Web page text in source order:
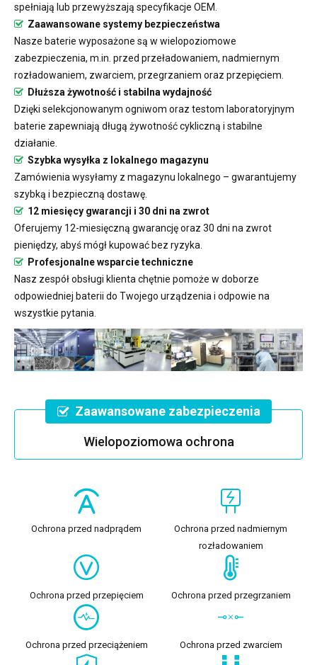
spełniają lub przewyższają specyfikacje OEM.
Zaawansowane systemy bezpieczeństwa
Nasze baterie wyposażone są w wielopoziomowe
zabezpieczenia, m.in. przed przeładowaniem, nadmiernym
rozładowaniem, zwarciem, przegrzaniem oraz przepięciem.
Dłuższa żywotność i stabilna wydajność
Dzięki selekcjonowanym ogniwom oraz testom laboratoryjnym
baterie zapewniają długą żywotność cykliczną i stabilne
działanie.
Szybka wysyłka z lokalnego magazynu
Zamówienia wysyłamy z magazynu lokalnego – gwarantujemy
szybką i bezpieczną dostawę.
12 miesięcy gwarancji i 30 dni na zwrot
Oferujemy 12-miesięczną gwarancję oraz 30 dni na zwrot
pieniędzy, abyś mógł kupować bez ryzyka.
Profesjonalne wsparcie techniczne
Nasz zespół obsługi klienta chętnie pomoże w doborze
odpowiedniej baterii do Twojego urządzenia i odpowie na
wszystkie pytania.
Zaawansowane zabezpieczenia
Wielopoziomowa ochrona
Ochrona przed nadprądem
Ochrona przed nadmiernym
rozładowaniem
Ochrona przed przepięciem Ochrona przed przegrzaniem
Ochrona przed przeciążeniem Ochrona przed zwarciem